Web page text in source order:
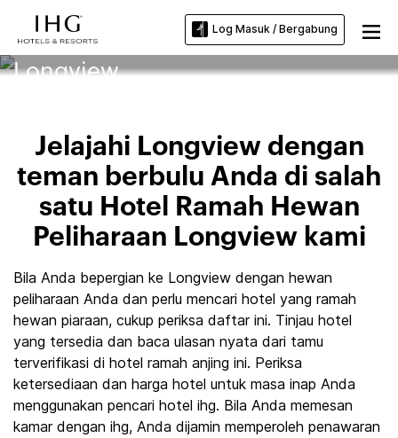
Log Masuk / Bergabung
Hotel Ramah Hewan Piaraan
Longview
Jelajahi Longview dengan
teman berbulu Anda di salah
satu Hotel Ramah Hewan
Peliharaan Longview kami
Bila Anda bepergian ke Longview dengan hewan
peliharaan Anda dan perlu mencari hotel yang ramah
hewan piaraan, cukup periksa daftar ini. Tinjau hotel
yang tersedia dan baca ulasan nyata dari tamu
terverifikasi di hotel ramah anjing ini. Periksa
ketersediaan dan harga hotel untuk masa inap Anda
menggunakan pencari hotel ihg. Bila Anda memesan
kamar dengan ihg, Anda dijamin memperoleh penawaran